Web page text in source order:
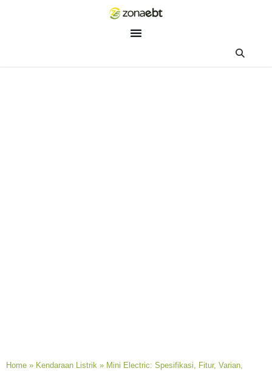
Home » Kendaraan Listrik » Mini Electric: Spesifikasi, Fitur, Varian,